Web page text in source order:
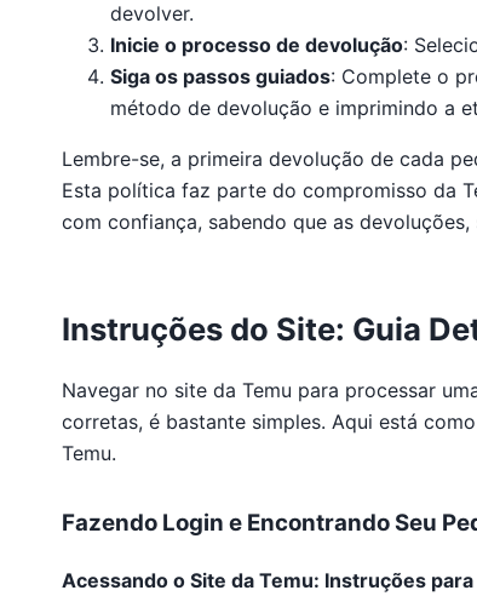
devolver.
Inicie o processo de devolução:
Siga os passos guiados: Complete o
método de devolução e imprimindo a
Lembre-se, a primeira devolução de cada
Esta política faz parte do compromisso da
com confiança, sabendo que as
Instruções do Site: Guia
Navegar no site da Temu para processar
corretas, é bastante simples. Aqui está
Temu.
Fazendo Login e Encontrando Seu
Acessando o Site da Temu: Instruções